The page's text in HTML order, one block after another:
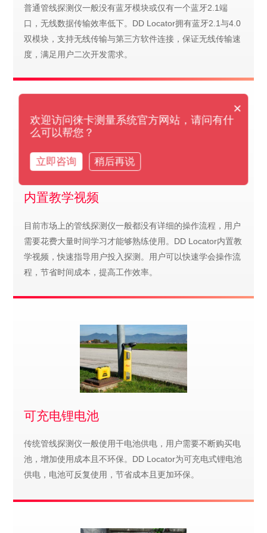
普通管线探测仪一般没有蓝牙模块或仅有一个蓝牙2.1端
口，无线数据传输效率低下。DD Locator拥有蓝牙2.1与4.0
双模块，支持无线传输与第三方软件连接，保证无线传输速
度，满足用户二次开发需求。
内置教学视频
目前市场上的管线探测仪一般都没有详细的操作流程，用户
需要花费大量时间学习才能够熟练使用。DD Locator内置教
学视频，快速指导用户投入探测。用户可以快速学会操作流
程，节省时间成本，提高工作效率。
可充电锂电池
传统管线探测仪一般使用干电池供电，用户需要不断购买电
池，增加使用成本且不环保。DD Locator为可充电式锂电池
供电，电池可反复使用，节省成本且更加环保。
×
欢迎访问徕卡测量系统官方网站，请问有什
么可以帮您？
立即咨询 稍后再说